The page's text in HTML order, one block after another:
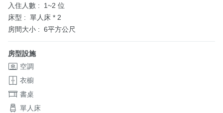
入住人數 :
1~2 位
床型 : 單人床 * 2
房間大小 : 6平方公尺
房型設施
空調
衣櫥
書桌
單人床